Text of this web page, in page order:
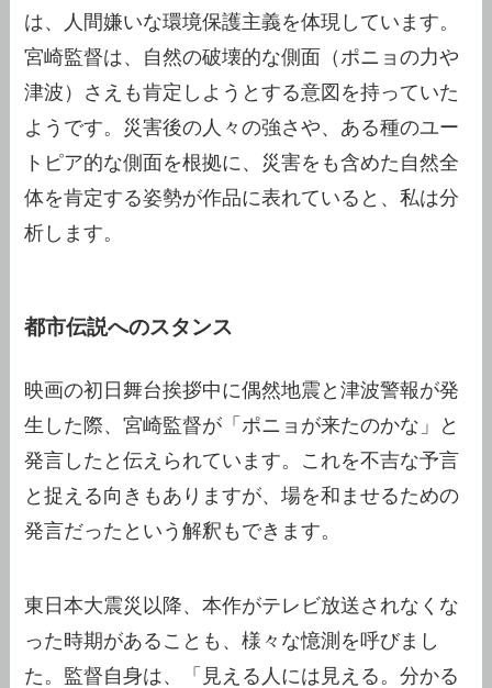
は、人間嫌いな環境保護主義を体現しています。
宮崎監督は、自然の破壊的な側面（ポニョの力や
津波）さえも肯定しようとする意図を持っていた
ようです。災害後の人々の強さや、ある種のユー
トピア的な側面を根拠に、災害をも含めた自然全
体を肯定する姿勢が作品に表れていると、私は分
析します。
都市伝説へのスタンス
映画の初日舞台挨拶中に偶然地震と津波警報が発
生した際、宮崎監督が「ポニョが来たのかな」と
発言したと伝えられています。これを不吉な予言
と捉える向きもありますが、場を和ませるための
発言だったという解釈もできます。
東日本大震災以降、本作がテレビ放送されなくな
った時期があることも、様々な憶測を呼びまし
た。監督自身は、「見える人には見える。分かる